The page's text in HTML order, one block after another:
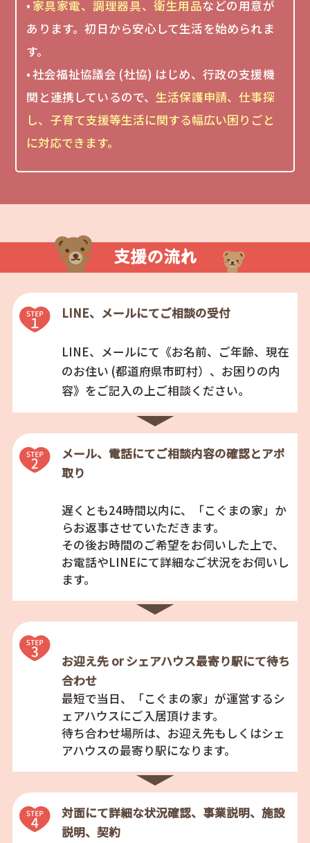
家具家電、調理器具、衛生用品などの用意が
あります。初日から安心して生活を始められま
す。
社会福祉協議会 (社協) はじめ、行政の支援機
関と連携しているので、生活保護申請、仕事探
し、子育て支援等生活に関する幅広い困りごと
に対応できます。
支援の流れ
LINE、メールにてご相談の受付
LINE、メールにて《お名前、ご年齢、現在
のお住い (都道府県市町村）、お困りの内
容》をご記入の上ご相談ください。
メール、電話にてご相談内容の確認とアポ
取り
遅くとも24時間以内に、「こぐまの家」か
らお返事させていただきます。
その後お時間のご希望をお伺いした上で、
お電話やLINEにて詳細なご状況をお伺いし
ます。
お迎え先 or シェアハウス最寄り駅にて待ち
合わせ
最短で当日、「こぐまの家」が運営するシ
ェアハウスにご入居頂けます。
待ち合わせ場所は、お迎え先もしくはシェ
アハウスの最寄り駅になります。
対面にて詳細な状況確認、事業説明、施設
説明、契約